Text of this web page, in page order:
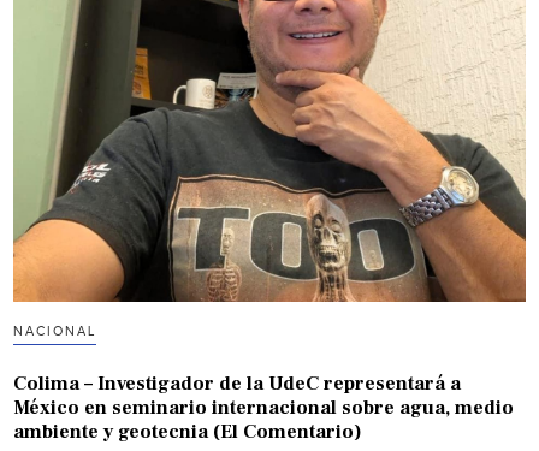
NACIONAL
Colima – Investigador de la UdeC representará a
México en seminario internacional sobre agua, medio
ambiente y geotecnia (El Comentario)